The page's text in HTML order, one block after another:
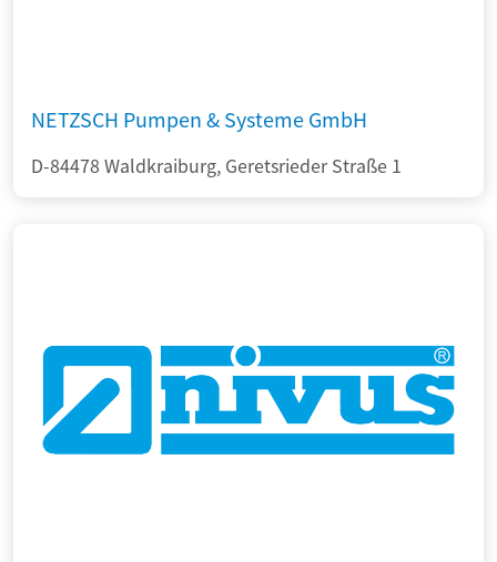
NETZSCH Pumpen & Systeme GmbH
D-84478 Waldkraiburg, Geretsrieder Straße 1